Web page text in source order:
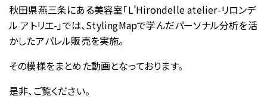
Fax:03-5464-0790
お問い合わせ
秋田県燕三条にある美容室「L’Hirondelle atelier-リロンデ
ル アトリエ-」では、StylingMapで学んだパーソナル分析を活
かしたアパレル販売を実施。
その模様をまとめた動画となっております。
是非、ご覧ください。